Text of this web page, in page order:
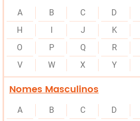
A B C D
H
I J K
O
P Q R
V
W X Y
Nomes Masculinos
A B C D